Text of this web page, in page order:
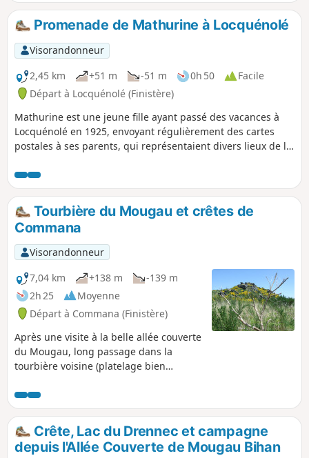
Promenade de Mathurine à Locquénolé
Visorandonneur
2,45 km
+51 m -51 m 0h 50
Facile
Départ à Locquénolé (Finistère)
Mathurine est une jeune fille ayant passé des vacances à
Locquénolé en 1925, envoyant régulièrement des cartes
postales à ses parents, qui représentaient divers lieux de la
commune a imaginé cette courte randonnée passant par
les sites montrés par ces cartes postales. Elle est ponctuée
par des panneaux explicatifs. Vous découvrirez une belle
église, un lavoir, des arbres remarquables.
Tourbière du Mougau et crêtes de
Commana
Visorandonneur
7,04 km
+138 m
-139 m
2h 25
Moyenne
Départ à Commana (Finistère)
Après une visite à la belle allée couverte
du Mougau, long passage dans la
tourbière voisine (platelage bien
sur la ligne de crête : découverte de la
croix (Croaz Mélar) et son histoire,
redescente tranquille.
Crête, Lac du Drennec et campagne
depuis l'Allée Couverte de Mougau Bihan